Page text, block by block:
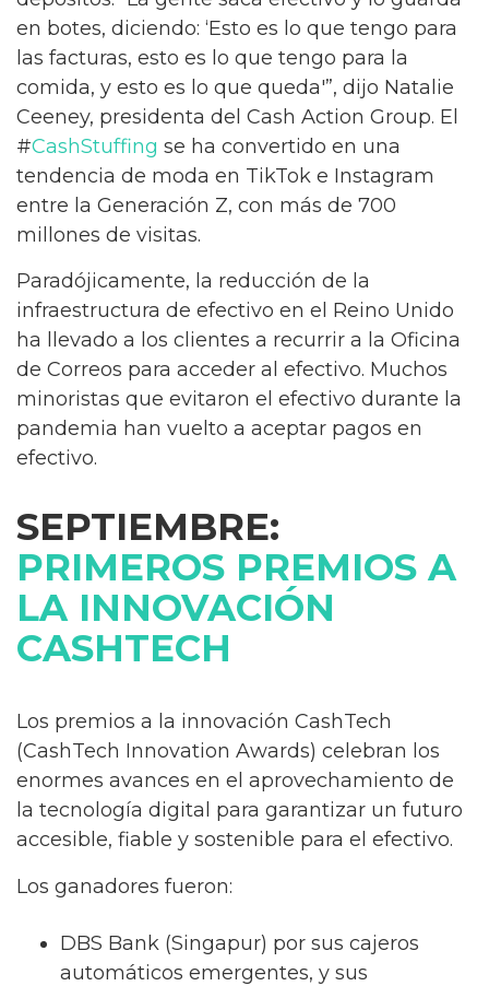
en botes, diciendo: ‘Esto es lo que tengo para
las facturas, esto es lo que tengo para la
comida, y esto es lo que queda'”, dijo Natalie
Ceeney, presidenta del Cash Action Group. El
#CashStuffing se ha convertido en una
tendencia de moda en TikTok e Instagram
entre la Generación Z, con más de 700
millones de visitas.
Paradójicamente, la reducción de la
infraestructura de efectivo en el Reino Unido
ha llevado a los clientes a recurrir a la Oficina
de Correos para acceder al efectivo. Muchos
minoristas que evitaron el efectivo durante la
pandemia han vuelto a aceptar pagos en
efectivo.
SEPTIEMBRE:
PRIMEROS PREMIOS A
LA INNOVACIÓN
CASHTECH
Los premios a la innovación CashTech
(CashTech Innovation Awards) celebran los
enormes avances en el aprovechamiento de
la tecnología digital para garantizar un futuro
accesible, fiable y sostenible para el efectivo.
Los ganadores fueron:
DBS Bank (Singapur) por sus cajeros
automáticos emergentes, y sus